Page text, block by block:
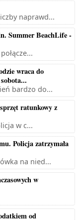
naprawd...
Summer BeachLife -
wraca do
bardzo do...
ratunkowy z
w c...
Policja zatrzymała
na nied...
w
od